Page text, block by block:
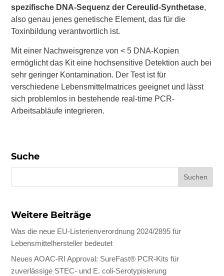
spezifische DNA-Sequenz der Cereulid-Synthetase,
also genau jenes genetische Element, das für die
Toxinbildung verantwortlich ist.
Mit einer Nachweisgrenze von < 5 DNA-Kopien
ermöglicht das Kit eine hochsensitive Detektion auch bei
sehr geringer Kontamination. Der Test ist für
verschiedene Lebensmittelmatrices geeignet und lässt
sich problemlos in bestehende real-time PCR-
Arbeitsabläufe integrieren.
Suche
Weitere Beiträge
Was die neue EU-Listerienverordnung 2024/2895 für
Lebensmittelhersteller bedeutet
Neues AOAC-RI Approval: SureFast® PCR-Kits für
zuverlässige STEC- und E. coli-Serotypisierung